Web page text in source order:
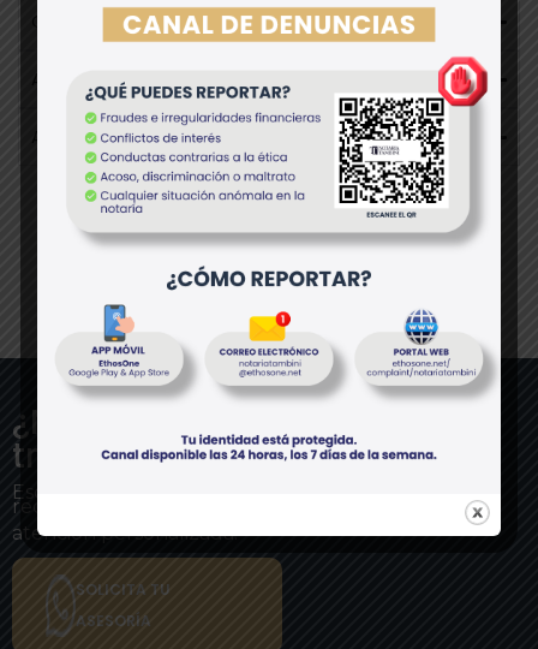
Cesión de Bien Inmueble
Arrendamiento de Bien Inmueble
Anticipo de Legítima
¿Necesitas ayuda con tu
trámite?
Escríbele directamente a nuestro asesor experto y
recibe
atención personalizada.
SOLICITA TU
ASESORÍA